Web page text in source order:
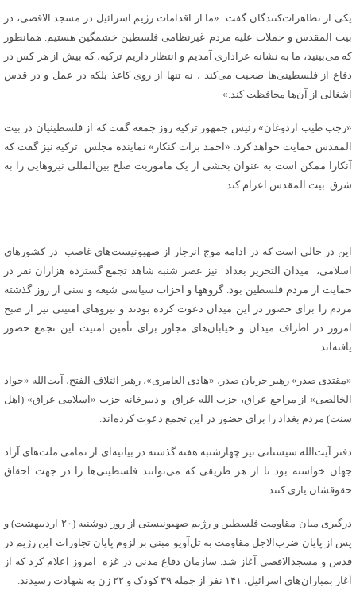
یکی از تظاهرات‌کنندگان گفت: «ما از اقدامات رژیم اسرائیل در مسجد الاقصی، در
بیت المقدس و حملات علیه مردم غیرنظامی فلسطین خشمگین هستیم. همانطور
که می‌بینید، ما به نشانه عزاداری آمدیم و انتظار داریم ترکیه، که بیش از هر کس در
دفاع از فلسطینی‌ها صحبت می‌کند ، نه تنها از روی کاغذ بلکه در عمل و در قدس
اشغالی از آن‌ها محافظت کند.»
«رجب طیب اردوغان» رئیس جمهور ترکیه روز جمعه گفت که از فلسطینیان در بیت
المقدس حمایت خواهد کرد. «احمد برات کنکار» نماینده مجلس ترکیه نیز گفت که
آنکارا ممکن است به عنوان بخشی از یک ماموریت صلح بین‌المللی نیروهایی را به
شرق بیت المقدس اعزام کند.
این در حالی است که در ادامه موج انزجار از صهیونیست‌های غاصب در کشورهای
اسلامی، میدان التحریر بغداد نیز عصر شنبه شاهد تجمع گسترده هزاران نفر در
حمایت از مردم فلسطین بود. گروهها و احزاب سیاسی شیعه و سنی از روز گذشته
مردم را برای حضور در این میدان دعوت کرده بودند و نیروهای امنیتی نیز از صبح
امروز در اطراف میدان و خیابان‌های مجاور برای تأمین امنیت این تجمع حضور
یافته‌اند.
«مقتدی صدر» رهبر جریان صدر، «هادی العامری»، رهبر ائتلاف الفتح، آیت‌الله «جواد
الخالصی» از مراجع عراق، حزب الله عراق و دبیرخانه حزب «اسلامی عراق» (اهل
سنت) مردم بغداد را برای حضور در این تجمع دعوت کرده‌اند.
دفتر آیت‌الله سیستانی نیز چهارشنبه هفته گذشته در بیانیه‌ای از تمامی ملت‌های آزاد
جهان خواسته بود تا از هر طریقی که می‌توانند فلسطینی‌ها را در جهت احقاق
حقوقشان یاری کنند.
درگیری میان مقاومت فلسطین و رژیم صهیونیستی از روز دوشنبه (۲۰ اردیبهشت) و
پس از پایان ضرب‌الاجل مقاومت به تل‌آویو مبنی بر لزوم پایان تجاوزات این رژیم در
قدس و مسجدالاقصی آغاز شد. سازمان دفاع مدنی در غزه امروز اعلام کرد که از
آغاز بمباران‌های اسرائیل، ۱۴۱ نفر از جمله ۳۹ کودک و ۲۲ زن به شهادت رسیدند.